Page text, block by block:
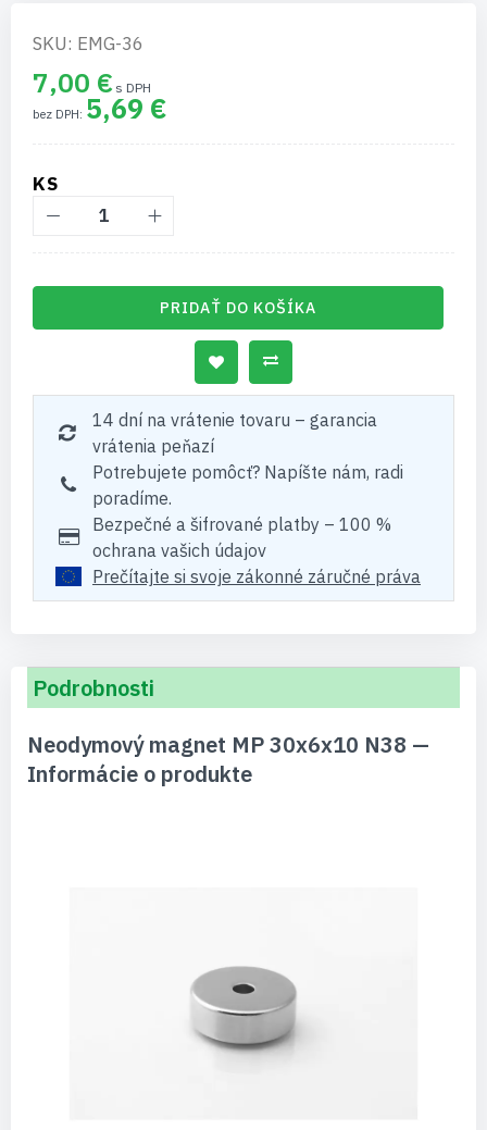
SKU: EMG-36
7,00 €
5,69 €
KS
PRIDAŤ DO KOŠÍKA
14 dní na vrátenie tovaru – garancia
vrátenia peňazí
Potrebujete pomôcť? Napíšte nám, radi
poradíme.
Bezpečné a šifrované platby – 100 %
ochrana vašich údajov
Prečítajte si svoje zákonné záručné práva
Podrobnosti
Neodymový magnet MP 30x6x10 N38 —
Informácie o produkte